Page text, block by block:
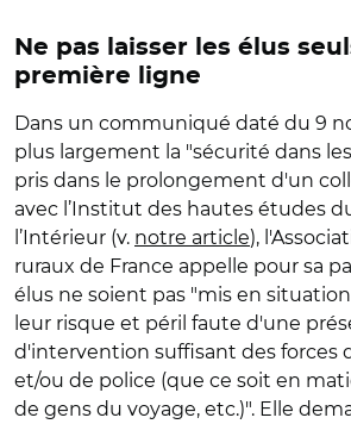
Ne pas laisser les élus
première ligne
Dans un communiqué daté du 9
plus largement la "sécurité dans
pris dans le prolongement d'un
avec l’Institut des hautes études
l’Intérieur (v. notre article),
ruraux de France appelle pour sa
élus ne soient pas "mis en
leur risque et péril faute d'une
d'intervention suffisant des forces
et/ou de police (que ce soit en
de gens du voyage, etc.)". Elle